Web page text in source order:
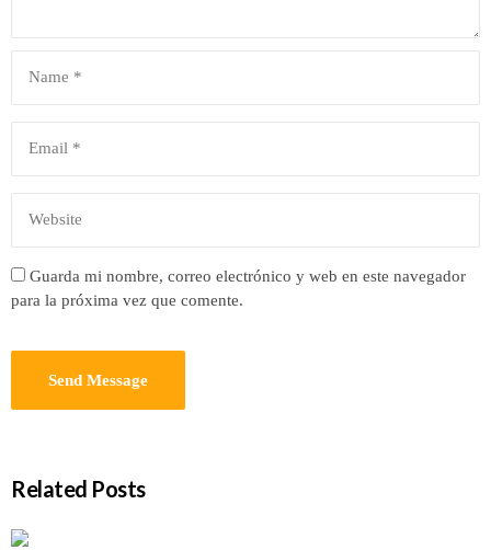
Guarda mi nombre, correo electrónico y web en este navegador
para la próxima vez que comente.
Related Posts